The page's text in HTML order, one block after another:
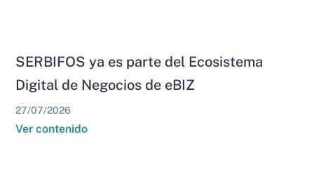
SERBIFOS ya es parte del Ecosistema
Digital de Negocios de eBIZ
27/07/2026
Ver contenido